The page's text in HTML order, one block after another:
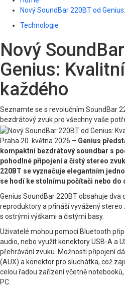
Nový SoundBar 220BT od
Technologie
Nový
Genius:
každého
Seznamte se s revolučním SoundBar
bezdrátový zvuk pro všechny vaše
Praha 20. května 2026 – Genius
kompaktní bezdrátový soundbar s
pohodlné připojení a čistý stereo
220BT se vyznačuje elegantním
se hodí ke stolnímu počítači nebo do
Genius SoundBar 220BT obsahuje
reproduktory a přináší vyvážený
s ostrými výškami a čistými basy.
Uživatelé mohou pomocí Bluetooth
audio, nebo využít konektory USB-A a
přehrávání zvuku. Možnosti připojení
(AUX) a konektor pro sluchátka, což
celou řadou zařízení včetně
PC.